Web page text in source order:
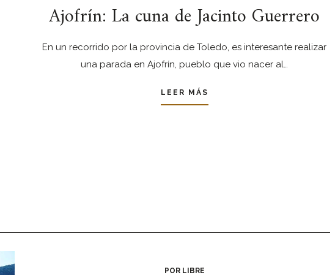
Ajofrín: La cuna de Jacinto Guerrero
En un recorrido por la provincia de Toledo, es interesante realizar
una parada en Ajofrín, pueblo que vio nacer al…
LEER MÁS
POR LIBRE